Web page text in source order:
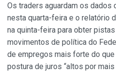
Os traders aguardam os dados
nesta quarta-feira e o relatório
na quinta-feira para obter
movimentos de política do
de empregos mais forte do
postura de juros “altos por